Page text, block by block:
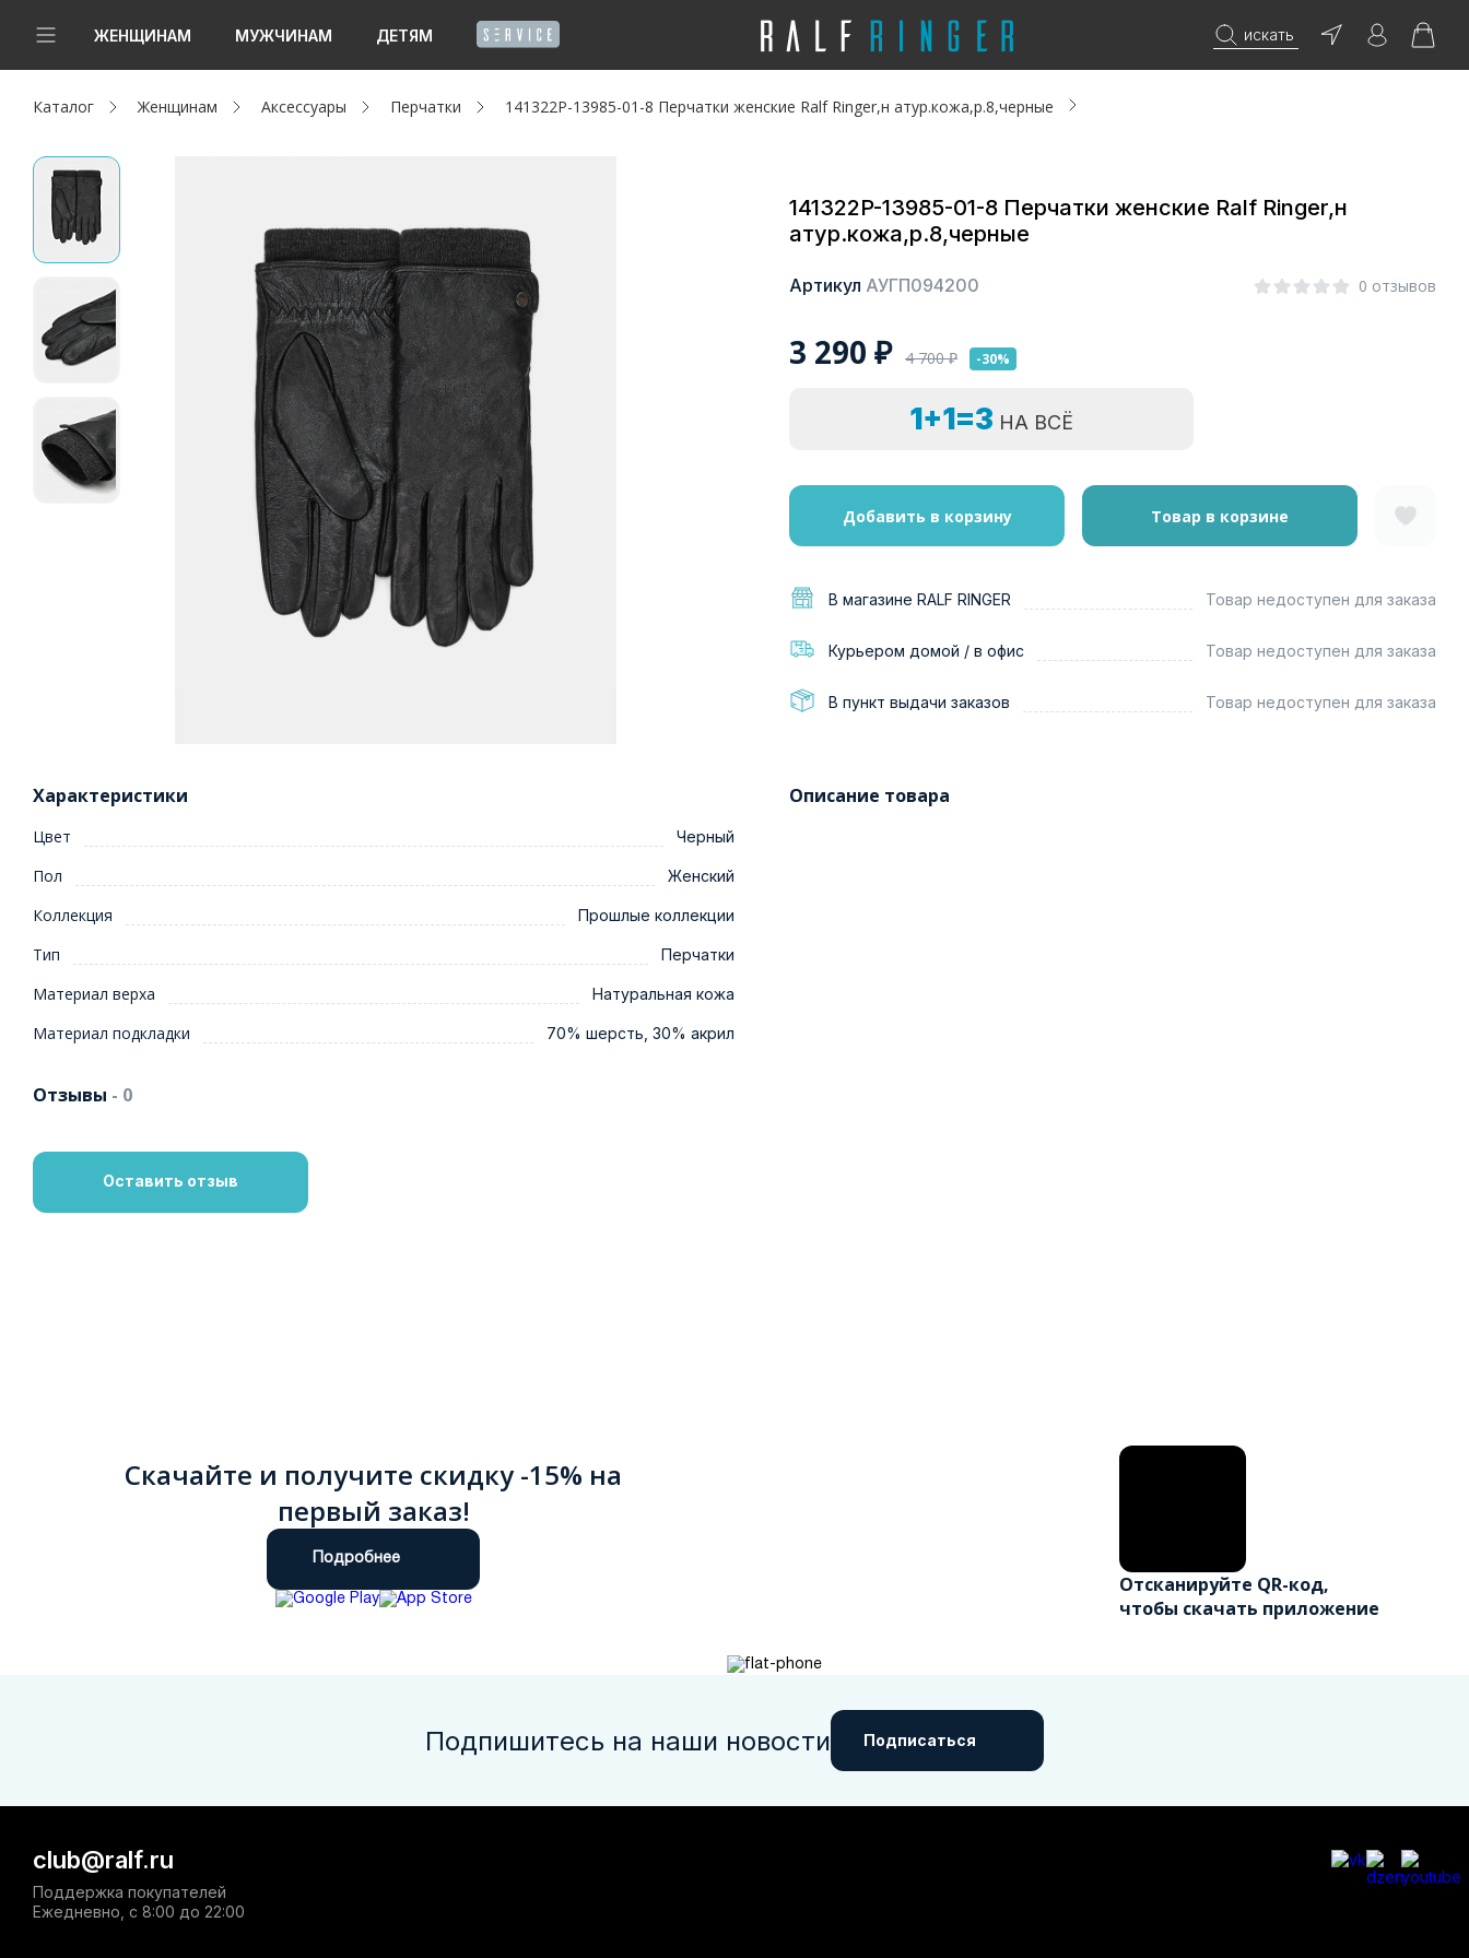
ЖЕНЩИНАМ МУЖЧИНАМ ДЕТЯМ искать
Новинки
Женщинам
Мужчинам
Капсула
Акции / Новости
Адреса магазинов
Каталог Женщинам Аксессуары Перчатки 141322P-13985-01-8 Перчатки женские Ralf Ringer,н атур.кожа,р.8,черные
141322P-13985-01-8 Перчатки женские Ralf Ringer,н
атур.кожа,р.8,черные
Артикул АУГП094200 0 отзывов
3 290 ₽ 4 700₽ -30%
1+1=3 НА ВСЁ
Добавить в корзину Товар в корзине
В магазине RALF RINGER Товар недоступен для заказа
Курьером домой / в офис Товар недоступен для заказа
В пункт выдачи заказов Товар недоступен для заказа
Характеристики
Цвет Черный
Пол Женский
Коллекция Прошлые коллекции
Тип Перчатки
Материал верха Натуральная кожа
Материал подкладки 70% шерсть, 30% акрил
Описание товара
Отзывы - 0
Оставить отзыв
Скачайте и получите скидку -15% на
первый заказ!
Подробнее
Отсканируйте QR-код,
чтобы скачать приложение
Подпишитесь на наши новости Подписаться
club@ralf.ru
Поддержка покупателей
Ежедневно, с 8:00 до 22:00